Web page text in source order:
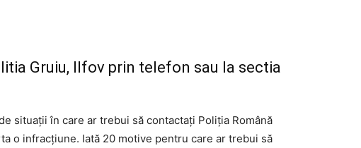
Gruiu, Ilfov prin telefon sau la sectia
situații în care ar trebui să contactați Poliția Română
o infracțiune. Iată 20 motive pentru care ar trebui să